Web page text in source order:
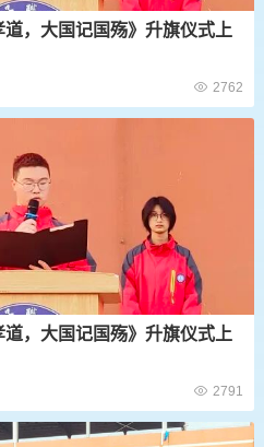
道，大国记国殇》升旗仪式上
2762
道，大国记国殇》升旗仪式上
2791